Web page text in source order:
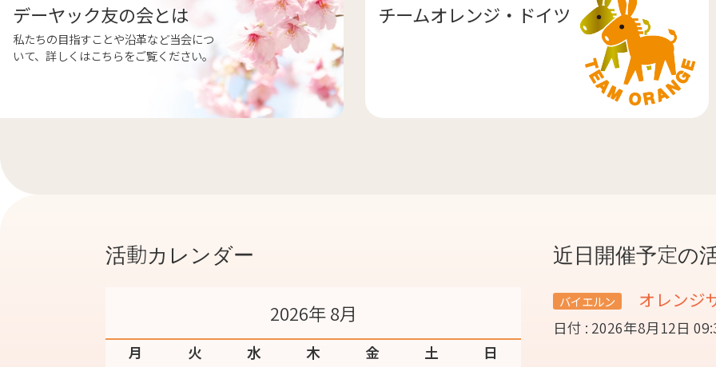
デーヤック友の会とは
私たちの目指すことや沿革など当会につ
いて、詳しくはこちらをご覧ください。
チームオレンジ・ ドイツ
活動カレンダー
2026年 8月
月 火 水 木 金 土
日
近日開催予定の
バイエルン オレンジ
日付 : 2026年8月12日